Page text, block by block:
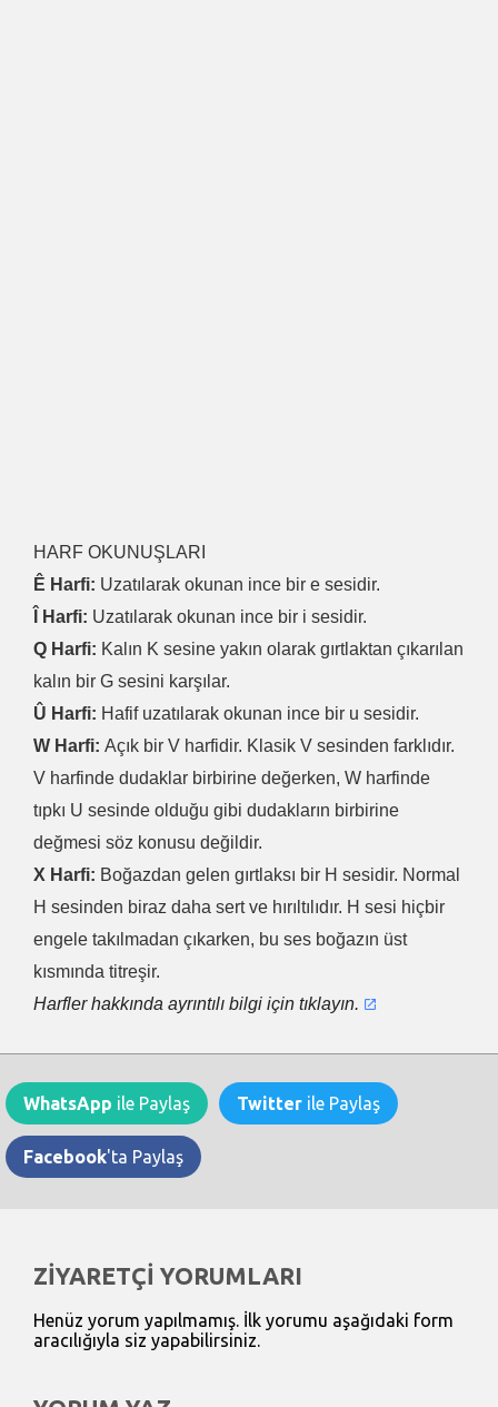
HARF OKUNUŞLARI
Ê Harfi: Uzatılarak okunan ince bir e sesidir.
Î Harfi: Uzatılarak okunan ince bir i sesidir.
Q Harfi: Kalın K sesine yakın olarak gırtlaktan çıkarılan
kalın bir G sesini karşılar.
Û Harfi: Hafif uzatılarak okunan ince bir u sesidir.
W Harfi: Açık bir V harfidir. Klasik V sesinden farklıdır.
V harfinde dudaklar birbirine değerken, W harfinde
tıpkı U sesinde olduğu gibi dudakların birbirine
değmesi söz konusu değildir.
X Harfi: Boğazdan gelen gırtlaksı bir H sesidir. Normal
H sesinden biraz daha sert ve hırıltılıdır. H sesi hiçbir
engele takılmadan çıkarken, bu ses boğazın üst
kısmında titreşir.
Harfler hakkında ayrıntılı bilgi için tıklayın.
WhatsApp ile Paylaş Twitter ile Paylaş
Facebook'ta Paylaş
ZİYARETÇİ YORUMLARI
Henüz yorum yapılmamış. İlk yorumu aşağıdaki form
aracılığıyla siz yapabilirsiniz.